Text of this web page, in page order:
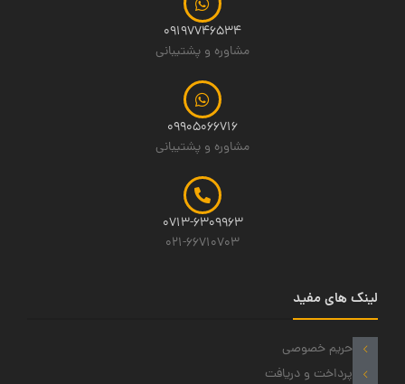
09197746534
مشاوره و پشتیبانی
09905066716
مشاوره و پشتیبانی
0713-6309963
021-66710703
لینک های مفید
حریم خصوصی
پرداخت و دریافت